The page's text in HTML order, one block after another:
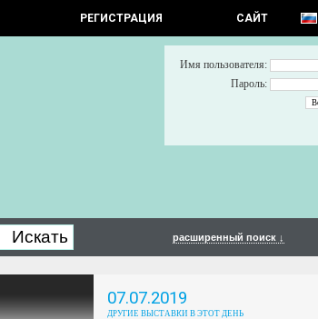
РЕГИСТРАЦИЯ САЙТ
Имя пользователя:
Пароль:
расширенный поиск ↓
07.07.2019
ДРУГИЕ ВЫСТАВКИ В ЭТОТ ДЕНЬ